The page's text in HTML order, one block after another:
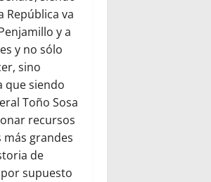
República va
y a
y no sólo
sino
que siendo
Toño Sosa
recursos
más grandes
de
supuesto